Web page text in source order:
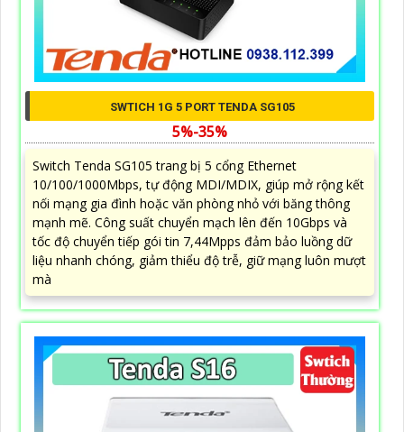
SWTICH 1G 5 PORT TENDA SG105
5%-35%
Switch Tenda SG105 trang bị 5 cổng Ethernet
10/100/1000Mbps, tự động MDI/MDIX, giúp mở rộng kết
nối mạng gia đình hoặc văn phòng nhỏ với băng thông
mạnh mẽ. Công suất chuyển mạch lên đến 10Gbps và
tốc độ chuyển tiếp gói tin 7,44Mpps đảm bảo luồng dữ
liệu nhanh chóng, giảm thiểu độ trễ, giữ mạng luôn mượt
mà